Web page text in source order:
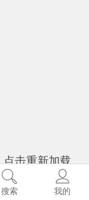
点击重新加载
搜索 我的